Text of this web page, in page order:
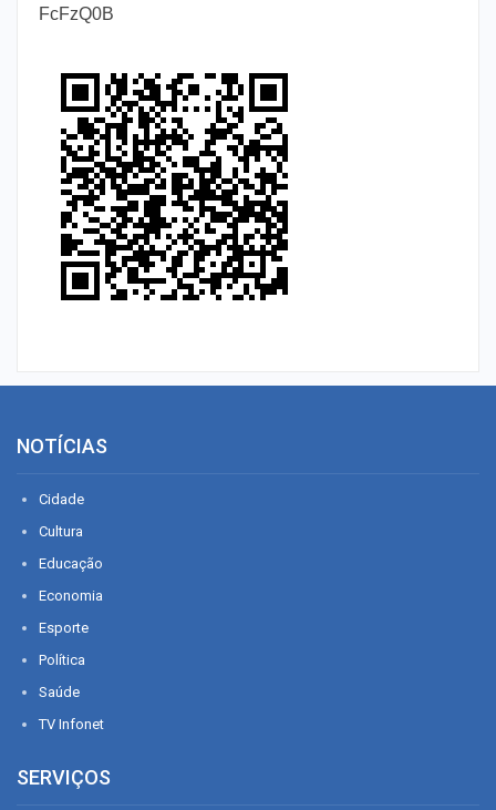
FcFzQ0B
NOTÍCIAS
Cidade
Cultura
Educação
Economia
Esporte
Política
Saúde
TV Infonet
SERVIÇOS